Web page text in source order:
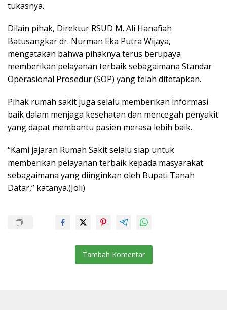
tukasnya.
Dilain pihak, Direktur RSUD M. Ali Hanafiah
Batusangkar dr. Nurman Eka Putra Wijaya,
mengatakan bahwa pihaknya terus berupaya
memberikan pelayanan terbaik sebagaimana Standar
Operasional Prosedur (SOP) yang telah ditetapkan.
Pihak rumah sakit juga selalu memberikan informasi
baik dalam menjaga kesehatan dan mencegah penyakit
yang dapat membantu pasien merasa lebih baik.
“Kami jajaran Rumah Sakit selalu siap untuk
memberikan pelayanan terbaik kepada masyarakat
sebagaimana yang diinginkan oleh Bupati Tanah
Datar,” katanya.(Joli)
Tambah Komentar